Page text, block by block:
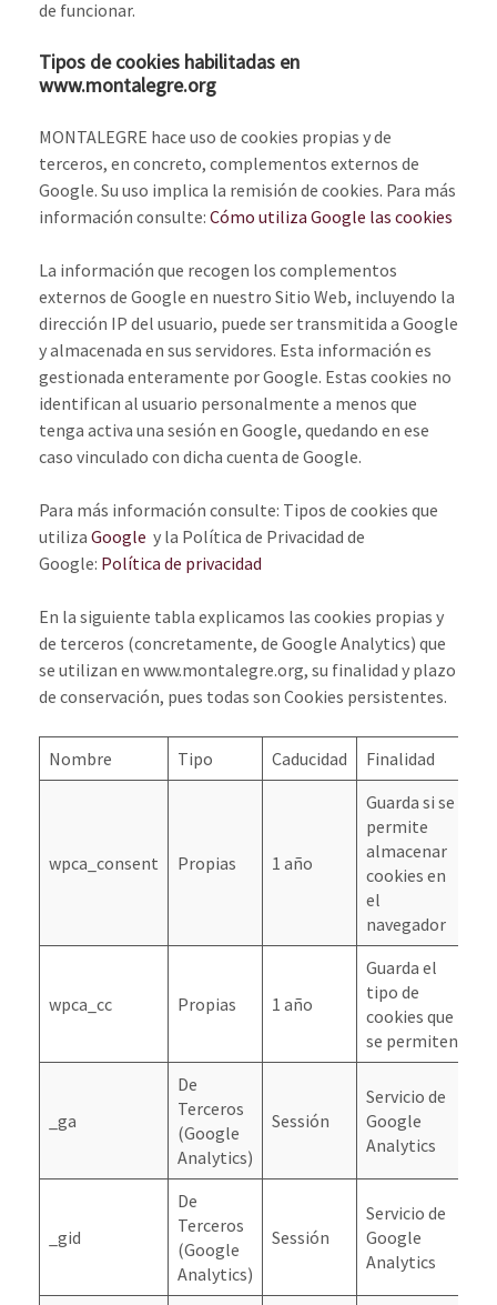
de funcionar.
Tipos de cookies habilitadas en
www.montalegre.org
MONTALEGRE hace uso de cookies propias y de
terceros, en concreto, complementos externos de
Google. Su uso implica la remisión de cookies. Para más
información consulte: Cómo utiliza Google las cookies
La información que recogen los complementos
externos de Google en nuestro Sitio Web, incluyendo la
dirección IP del usuario, puede ser transmitida a Google
y almacenada en sus servidores. Esta información es
gestionada enteramente por Google. Estas cookies no
identifican al usuario personalmente a menos que
tenga activa una sesión en Google, quedando en ese
caso vinculado con dicha cuenta de Google.
Para más información consulte: Tipos de cookies que
utiliza Google y la Política de Privacidad de
Google: Política de privacidad
En la siguiente tabla explicamos las cookies propias y
de terceros (concretamente, de Google Analytics) que
se utilizan en www.montalegre.org, su finalidad y plazo
de conservación, pues todas son Cookies persistentes.
Nombre Tipo Caducidad Finalidad
wpca_consent Propias 1 año
Guarda si se
permite
almacenar
cookies en
el
navegador
wpca_cc Propias 1 año
Guarda el
tipo de
cookies que
se permiten
_ga
De
Terceros
(Google
Analytics)
Sessión
Servicio de
Google
Analytics
_gid
De
Terceros
(Google
Analytics)
Sessión
Servicio de
Google
Analytics